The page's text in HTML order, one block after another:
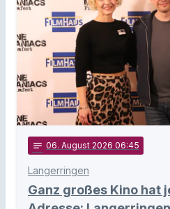
notes 06. August 2026 06:45
Langerringen
Ganz großes Kino hat